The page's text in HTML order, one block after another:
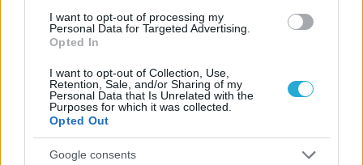
I want to opt-out of processing my
Personal Data for Targeted Advertising.
Opted In
I want to opt-out of Collection, Use,
Retention, Sale, and/or Sharing of my
Personal Data that Is Unrelated with the
Purposes for which it was collected.
Opted Out
Google consents
11/03/2026
Από την Περούτζια του 2000
ευρωπαϊκό ραντεβού του
Παναθηναϊκού με την
ιστορία